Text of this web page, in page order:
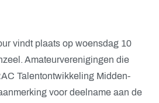
vindt plaats op woensdag 10
Amateurverenigingen die
Talentontwikkeling Midden-
voor deelname aan de